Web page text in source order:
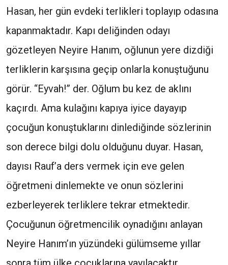
Hasan, her gün evdeki terlikleri toplayıp odasına
kapanmaktadır. Kapı deliğinden odayı
gözetleyen Neyire Hanım, oğlunun yere dizdiği
terliklerin karşısına geçip onlarla konuştuğunu
görür. “Eyvah!” der. Oğlum bu kez de aklını
kaçırdı. Ama kulağını kapıya iyice dayayıp
çocuğun konuştuklarını dinlediğinde sözlerinin
son derece bilgi dolu olduğunu duyar. Hasan,
dayısı Rauf’a ders vermek için eve gelen
öğretmeni dinlemekte ve onun sözlerini
ezberleyerek terliklere tekrar etmektedir.
Çocuğunun öğretmencilik oynadığını anlayan
Neyire Hanım’ın yüzündeki gülümseme yıllar